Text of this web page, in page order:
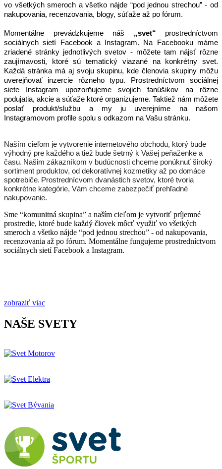
vo všetkých smeroch a všetko nájde “pod jednou strechou” - od
nakupovania, recenzovania, blogy, súťaže až po fórum.
Momentálne prevádzkujeme náš „svet“ prostredníctvom
sociálnych sietí Facebook a Instagram. Na Facebooku máme
zriadené stránky jednotlivých svetov - môžete tam nájsť rôzne
zaujímavosti, ktoré sú tematický viazané na konkrétny svet.
Každá stránka má aj svoju skupinu, kde členovia skupiny môžu
uverejňovať inzercie rôzneho typu. Prostredníctvom sociálnej
siete Instagram upozorňujeme svojich fanúšikov na rôzne
podujatia, akcie a súťaže ktoré organizujeme. Taktiež nám môžete
poslať produkt/službu a my ju uverejníme na našom
Instagramovom profile spolu s odkazom na Vašu stránku.
Naším cieľom je vytvorenie internetového obchodu, ktorý bude
výhodný pre každého a tiež bude šetrný k Vašej peňaženke a
času. Našim zákazníkom v budúcnosti chceme ponúknuť široký
sortiment produktov, od dekoratívnej kozmetiky až po domáce
spotrebiče. Prostrednícvom dvanástich svetov, ktoré tvoria
konkrétne kategórie, Vám chceme zabezpečiť prehľadné
nakupovanie.
Sme “komunitná skupina” a naším cieľom je vytvoriť príjemné
prostredie, ktoré bude každý človek môcť využiť vo všetkých
smeroch a všetko nájde “pod jednou strechou” - od nakupovania,
recenzovania až po fórum. Momentálne fungujeme prostredníctvom
sociálnych sietí Facebook a Instagram.
zobraziť viac
NAŠE SVETY